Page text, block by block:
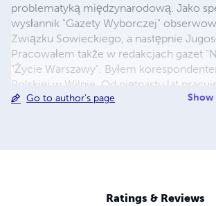
problematyką międzynarodową. Jako
wysłannik "Gazety Wyborczej"
Związku Sowieckiego, a następnie
Pracowałem także w redakcjach gazet
"Życie Warszawy". Byłem
Polskiej w Wilnie. Od piętnastu lat
w jednym z warszawskich liceów.
Go to author's page
Ratings & Reviews